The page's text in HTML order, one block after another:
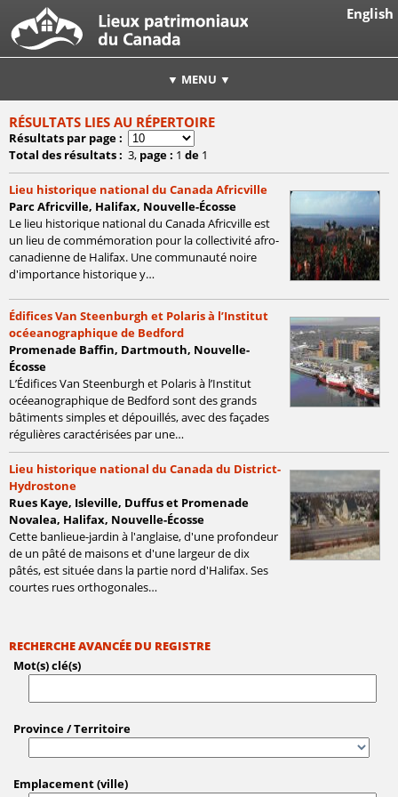
English
▼ MENU ▼
RÉSULTATS LIES AU RÉPERTOIRE
Résultats par page :
Total des résultats : 3, page : 1 de 1
Lieu historique national du Canada Africville
Parc Africville, Halifax, Nouvelle-Écosse
Le lieu historique national du Canada Africville est
un lieu de commémoration pour la collectivité afro-
canadienne de Halifax. Une communauté noire
d'importance historique y…
Édifices Van Steenburgh et Polaris à l’Institut
océeanographique de Bedford
Promenade Baffin, Dartmouth, Nouvelle-
Écosse
L’Édifices Van Steenburgh et Polaris à l’Institut
océeanographique de Bedford sont des grands
bâtiments simples et dépouillés, avec des façades
régulières caractérisées par une…
Lieu historique national du Canada du District-
Hydrostone
Rues Kaye, Isleville, Duffus et Promenade
Novalea, Halifax, Nouvelle-Écosse
Cette banlieue-jardin à l'anglaise, d'une profondeur
de un pâté de maisons et d'une largeur de dix
pâtés, est située dans la partie nord d'Halifax. Ses
courtes rues orthogonales…
RECHERCHE AVANCÉE DU REGISTRE
Mot(s) clé(s)
Province / Territoire
Emplacement (ville)